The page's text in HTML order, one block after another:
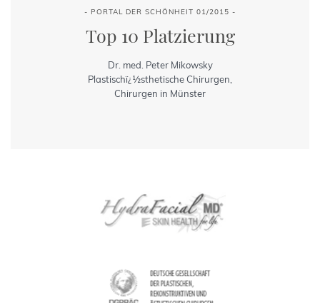
- PORTAL DER SCHÖNHEIT 01/2015 -
Top 10 Platzierung
Dr. med. Peter Mikowsky
Plastischï¿½sthetische Chirurgen,
Chirurgen in Münster